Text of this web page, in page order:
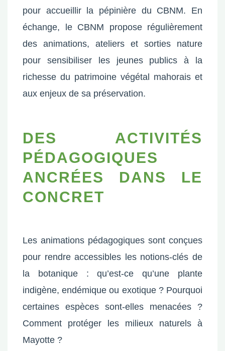
pour accueillir la pépinière du CBNM. En
échange, le CBNM propose régulièrement
des animations, ateliers et sorties nature
pour sensibiliser les jeunes publics à la
richesse du patrimoine végétal mahorais et
aux enjeux de sa préservation.
DES ACTIVITÉS
PÉDAGOGIQUES
ANCRÉES DANS LE
CONCRET
Les animations pédagogiques sont conçues
pour rendre accessibles les notions-clés de
la botanique : qu’est-ce qu’une plante
indigène, endémique ou exotique ? Pourquoi
certaines espèces sont-elles menacées ?
Comment protéger les milieux naturels à
Mayotte ?